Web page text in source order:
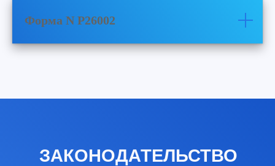
Форма N P26002
ЗАКОНОДАТЕЛЬСТВО